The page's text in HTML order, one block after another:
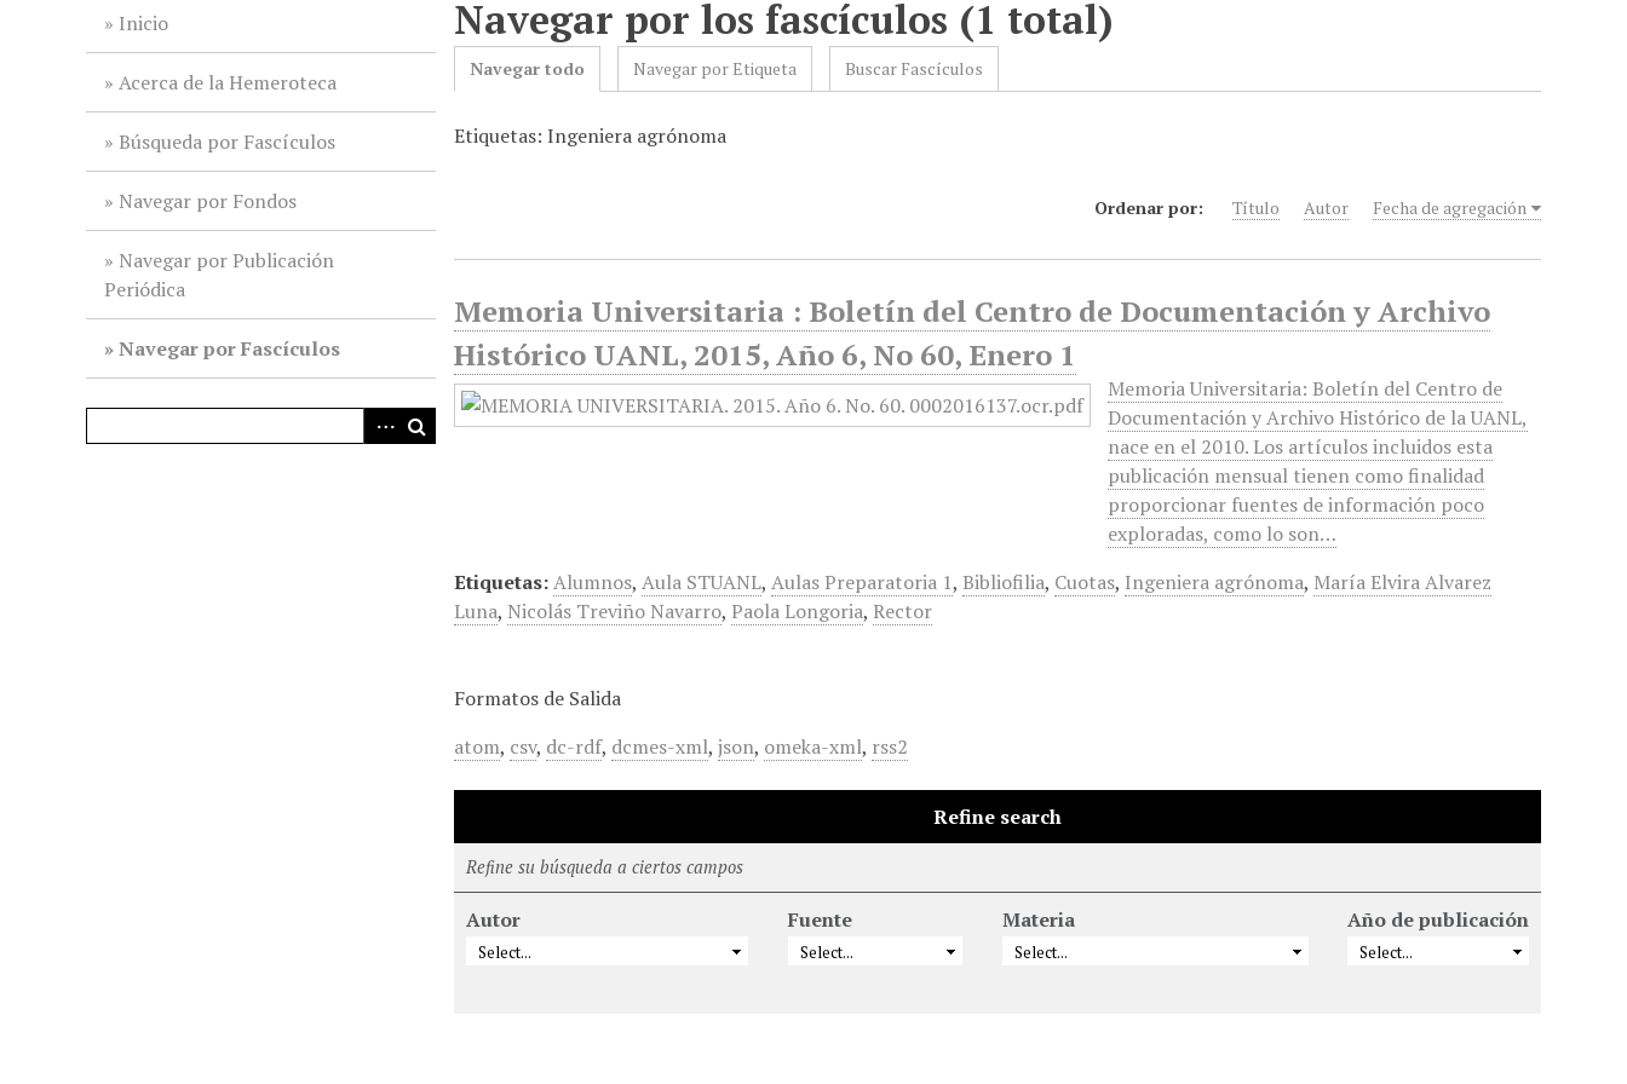
Inicio
Acerca de la Hemeroteca
Búsqueda por Fascículos
Navegar por Fondos
Navegar por Publicación
Periódica
Navegar por Fascículos
Navegar por los fascículos (1 total)
Navegar todo Navegar por Etiqueta Buscar Fascículos
Etiquetas: Ingeniera agrónoma
Ordenar por: Título Autor Fecha de agregación
Memoria Universitaria : Boletín del Centro de Documentación y Archivo
Histórico UANL, 2015, Año 6, No 60, Enero 1
Memoria Universitaria: Boletín del Centro de
Documentación y Archivo Histórico de la UANL,
nace en el 2010. Los artículos incluidos esta
publicación mensual tienen como finalidad
proporcionar fuentes de información poco
exploradas, como lo son…
Etiquetas:Alumnos,Aula STUANL,Aulas Preparatoria 1, Bibliofilia, Cuotas, Ingeniera agrónoma, María Elvira Alvarez
Luna, Nicolás Treviño Navarro, Paola Longoria, Rector
Formatos de Salida
atom, csv, dc-rdf, dcmes-xml,json, omeka-xml, rss2
Refine search
Refine su búsqueda a ciertos campos
Autor Fuente Materia Año de publicación